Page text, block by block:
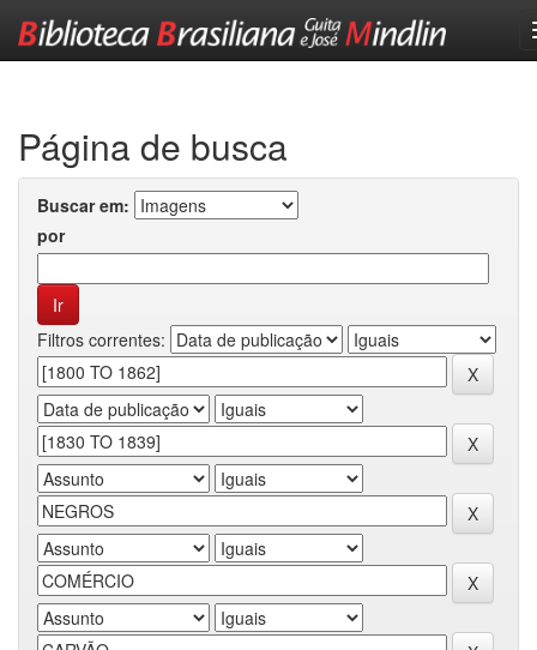
Página de busca
Buscar em:
por
Filtros correntes: